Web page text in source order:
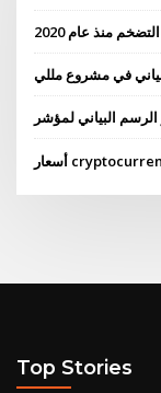
منذ عام 2020
في مشروع مللي
Top Stories